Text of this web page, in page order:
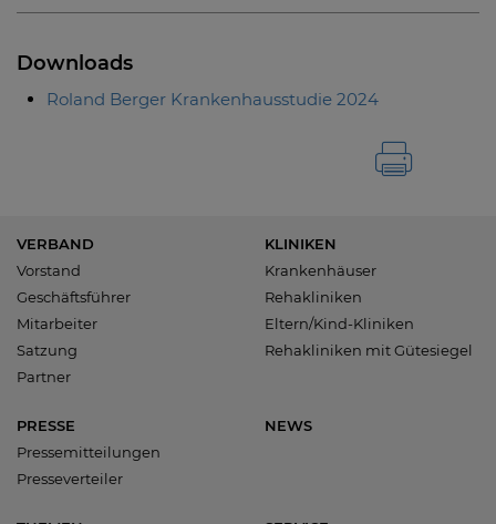
Downloads
Roland Berger Krankenhausstudie 2024
VERBAND
Vorstand
Geschäftsführer
Mitarbeiter
Satzung
Partner
KLINIKEN
Krankenhäuser
Rehakliniken
Eltern/Kind-Kliniken
Rehakliniken mit Gütesiegel
PRESSE
Pressemitteilungen
Presseverteiler
NEWS